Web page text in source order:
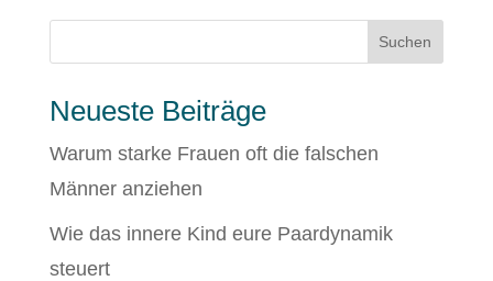
Suchen
Neueste Beiträge
Warum starke Frauen oft die falschen
Männer anziehen
Wie das innere Kind eure Paardynamik
steuert